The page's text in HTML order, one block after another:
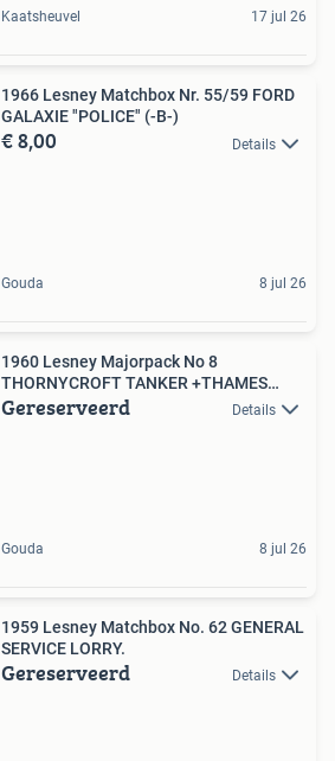
Kaatsheuvel 17 jul 26
1966 Lesney Matchbox Nr. 55/59 FORD
GALAXIE "POLICE" (-B-)
€ 8,00 Details
Gouda 8 jul 26
1960 Lesney Majorpack No 8
THORNYCROFT TANKER +THAMES
TRUCK
Gereserveerd Details
Gouda 8 jul 26
1959 Lesney Matchbox No. 62 GENERAL
SERVICE LORRY.
Gereserveerd Details